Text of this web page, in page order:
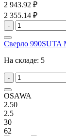
2 943.92 ₽
2 355.14 ₽
-
Сверло 990SUTA
На складе: 5
-
OSAWA
2.50
2.5
30
62